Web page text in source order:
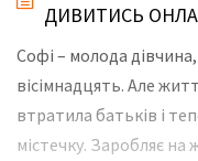
ДИВИТИСЬ
Софі – молода
вісімнадцять. Але
втратила батьків і
містечку. Заробляє